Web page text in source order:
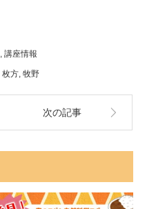
講座情報
枚方 牧野
次の記事